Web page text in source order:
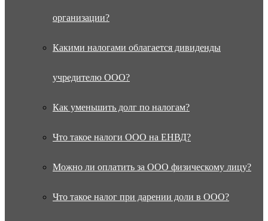
организации?
Какими налогами облагается дивиденды
учредителю ООО?
Как уменьшить долг по налогам?
Что такое налоги ООО на ЕНВД?
Можно ли оплатить за ООО физическому лицу?
Что такое налог при дарении доли в ООО?